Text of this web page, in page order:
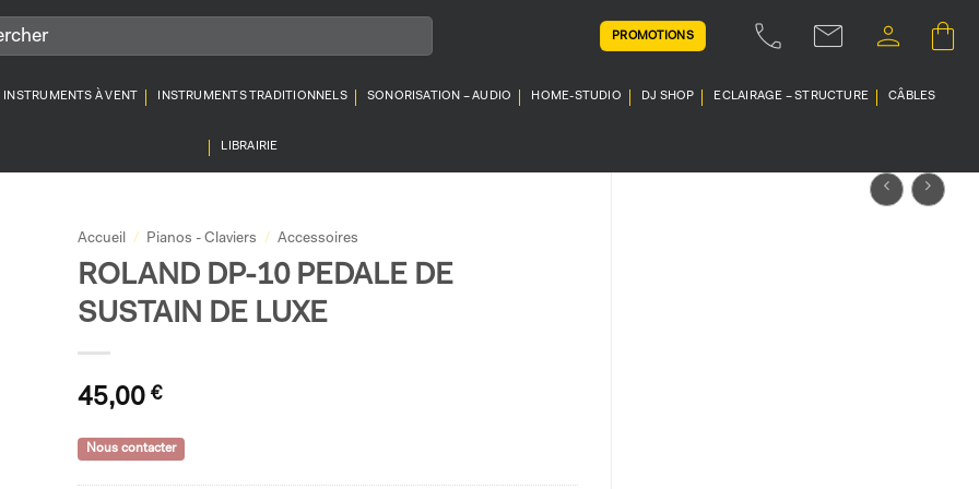
PROMOTIONS
INSTRUMENTS À VENT INSTRUMENTS TRADITIONNELS SONORISATION – AUDIO HOME-STUDIO DJ SHOP ECLAIRAGE – STRUCTURE CÂBLES
LIBRAIRIE
Accueil / Pianos - Claviers / Accessoires
ROLAND DP-10 PEDALE DE
SUSTAIN DE LUXE
45,00 €
Nous contacter